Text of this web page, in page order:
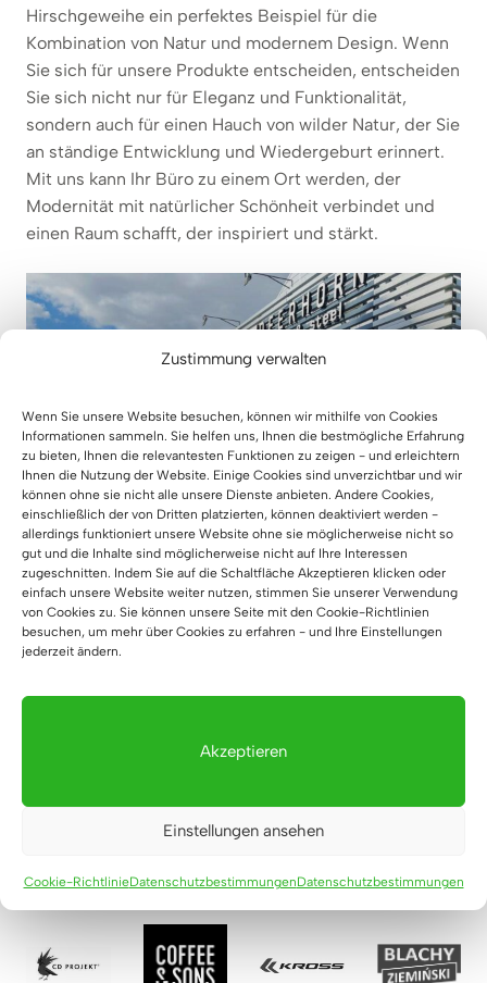
Zustimmung verwalten
Wenn Sie unsere Website besuchen, können wir mithilfe von Cookies
Informationen sammeln. Sie helfen uns, Ihnen die bestmögliche Erfahrung
zu bieten, Ihnen die relevantesten Funktionen zu zeigen - und erleichtern
Ihnen die Nutzung der Website. Einige Cookies sind unverzichtbar und wir
können ohne sie nicht alle unsere Dienste anbieten. Andere Cookies,
einschließlich der von Dritten platzierten, können deaktiviert werden -
allerdings funktioniert unsere Website ohne sie möglicherweise nicht so
gut und die Inhalte sind möglicherweise nicht auf Ihre Interessen
zugeschnitten. Indem Sie auf die Schaltfläche Akzeptieren klicken oder
einfach unsere Website weiter nutzen, stimmen Sie unserer Verwendung
von Cookies zu. Sie können unsere Seite mit den Cookie-Richtlinien
besuchen, um mehr über Cookies zu erfahren - und Ihre Einstellungen
jederzeit ändern.
Akzeptieren
Einstellungen ansehen
Cookie-RichtlinieDatenschutzbestimmungenDatenschutzbestimmungen
Hirschgeweihe ein perfektes Beispiel für die
Kombination von Natur und modernem Design. Wenn
Sie sich für unsere Produkte entscheiden, entscheiden
Sie sich nicht nur für Eleganz und Funktionalität,
sondern auch für einen Hauch von wilder Natur, der Sie
an ständige Entwicklung und Wiedergeburt erinnert.
Mit uns kann Ihr Büro zu einem Ort werden, der
Modernität mit natürlicher Schönheit verbindet und
einen Raum schafft, der inspiriert und stärkt.
Diese Firmen vertrauen uns